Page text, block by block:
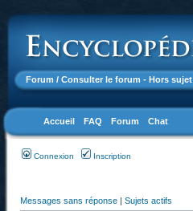
Forum / Consulter le forum - Hors sujet
Accueil FAQ Forum Chat
Connexion Inscription
Messages sans réponse | Sujets actifs